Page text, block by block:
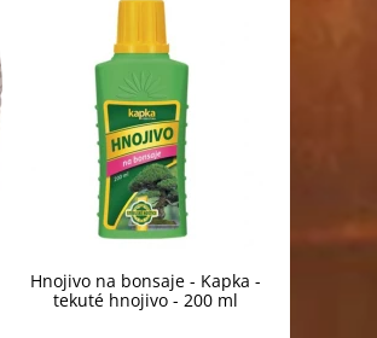
Hnojivo na bonsaje - Kapka -
tekuté hnojivo - 200 ml